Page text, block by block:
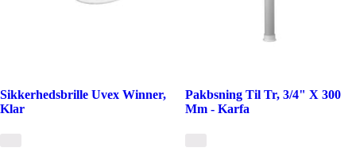
Sikkerhedsbrille Uvex Winner,
Klar
Pakbsning Til Tr, 3/4" X 300
Mm - Karfa